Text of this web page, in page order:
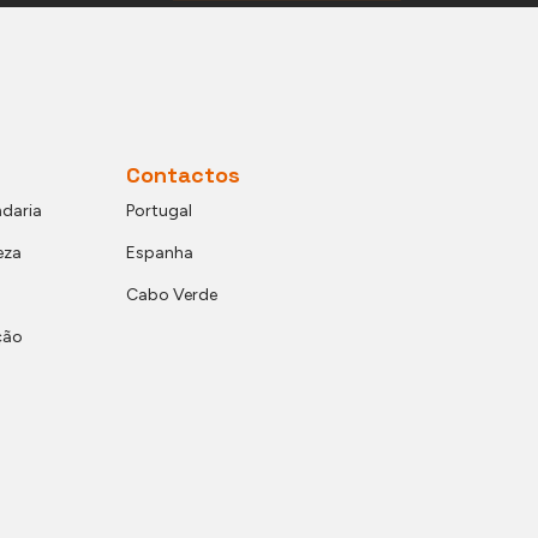
Contactos
Portugal
Espanha
Cabo Verde